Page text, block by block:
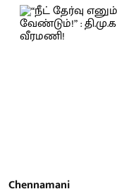
Chennamani